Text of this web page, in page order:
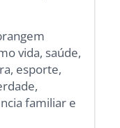
vida, saúde,
esporte,
familiar e